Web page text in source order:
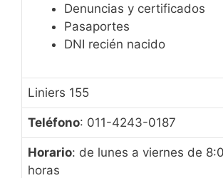
Denuncias y certificados
Pasaportes
DNI recién nacido
Liniers 155
Teléfono: 011-4243-0187
Horario: de lunes a viernes de
horas